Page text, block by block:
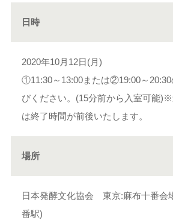
日時
2020年10月12日(月)
①11:30～13:00または②19:00～20:30
びください。(15分前から入室可能
は終了時間が前後いたします。
場所
日本発酵文化協会 東京:麻布十番会
番駅)